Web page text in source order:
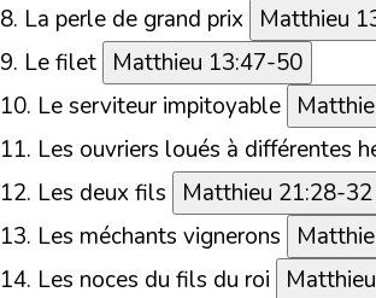
8. La perle de grand prix
Matthieu
9. Le filet Matthieu 13:47-50
10. Le serviteur impitoyable
11. Les ouvriers loués à différentes
12. Les deux fils
Matthieu 21:28-32
13. Les méchants vignerons
14. Les noces du fils du roi